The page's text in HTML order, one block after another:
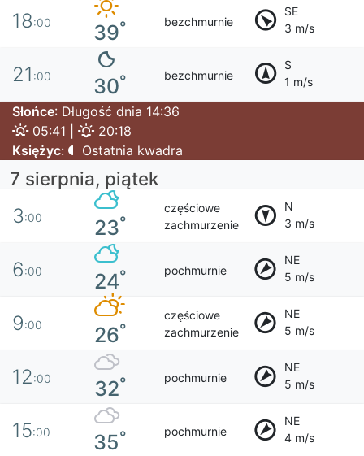
18:00 39° bezchmurnie
SE
3 m/s
21 :00 30° bezchmurnie
S
1 m/s
Słońce: Długość dnia 14:36
05:41 |
20:18
Księżyc: Ostatnia kwadra
7 sierpnia, piątek
3:00 23°
częściowe
zachmurzenie
N
3 m/s
6:00 24° pochmurnie
NE
5 m/s
9:00 26°
częściowe
zachmurzenie
NE
5 m/s
12:00 32° pochmurnie
NE
5 m/s
15:00 35° pochmurnie
NE
4 m/s